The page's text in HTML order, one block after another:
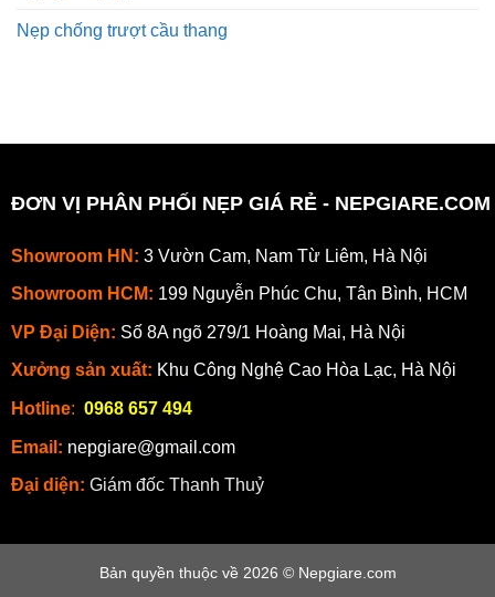
Nẹp chống trượt cầu thang
ĐƠN VỊ PHÂN PHỐI NẸP GIÁ RẺ - NEPGIARE.COM
Showroom HN: 3 Vườn Cam, Nam Từ Liêm, Hà Nội
Showroom HCM: 199 Nguyễn Phúc Chu, Tân Bình, HCM
VP Đại Diện: Số 8A ngõ 279/1 Hoàng Mai, Hà Nội
Xưởng sản xuất: Khu Công Nghệ Cao Hòa Lạc, Hà Nội
Hotline: 0968 657 494
Email: nepgiare@gmail.com
Đại diện: Giám đốc Thanh Thuỷ
Bản quyền thuộc về 2026 © Nepgiare.com